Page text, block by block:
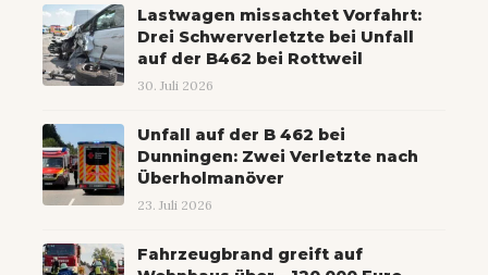
Lastwagen missachtet Vorfahrt:
Drei Schwerverletzte bei Unfall
auf der B462 bei Rottweil
30. Juli 2026
Unfall auf der B 462 bei
Dunningen: Zwei Verletzte nach
Überholmanöver
23. Juli 2026
Fahrzeugbrand greift auf